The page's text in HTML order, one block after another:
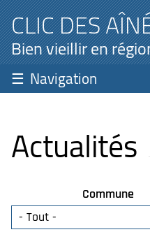
CLIC DES
Bien vieillir en
Navigation
Actualités
Commune